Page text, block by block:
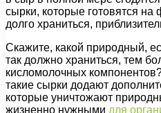
сырки, которые готовятся на
долго храниться,
Скажите, какой природный,
так должно храниться, тем
кисломолочных
такие сырки додают
которые уничтожают
жизненно нужными для